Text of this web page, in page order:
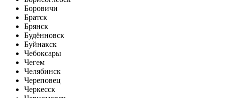
Боровичи
Братск
Брянск
Будённовск
Буйнакск
Чебоксары
Чегем
Челябинск
Череповец
Черкесск